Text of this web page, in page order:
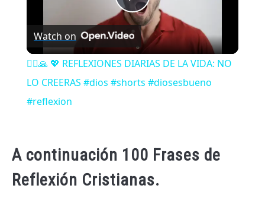
Play
Video
Watch on
🤦‍♂️🙏 💖 REFLEXIONES DIARIAS DE LA VIDA: NO
LO CREERAS #dios #shorts #diosesbueno
#reflexion
A continuación 100 Frases de
Reflexión Cristianas.